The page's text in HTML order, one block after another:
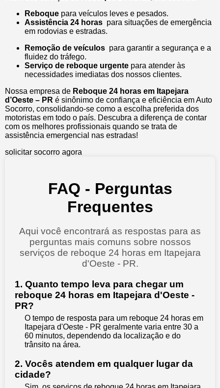
Reboque para veículos leves e pesados.
Assistência 24 horas para situações de emergência
em rodovias e estradas.
Remoção de veículos para garantir a segurança e a
fluidez do tráfego.
Serviço de reboque urgente para atender às
necessidades imediatas dos nossos clientes.
Nossa empresa de Reboque 24 horas em Itapejara
d’Oeste – PR é sinônimo de confiança e eficiência em Auto
Socorro, consolidando-se como a escolha preferida dos
motoristas em todo o país. Descubra a diferença de contar
com os melhores profissionais quando se trata de
assistência emergencial nas estradas!
solicitar socorro agora
FAQ - Perguntas
Frequentes
Aqui você encontrará as respostas para as
perguntas mais comuns sobre nossos
serviços de reboque 24 horas em Itapejara
d'Oeste - PR.
1. Quanto tempo leva para chegar um
reboque 24 horas em Itapejara d'Oeste -
PR?
O tempo de resposta para um reboque 24 horas em
Itapejara d'Oeste - PR geralmente varia entre 30 a
60 minutos, dependendo da localização e do
trânsito na área.
2. Vocês atendem em qualquer lugar da
cidade?